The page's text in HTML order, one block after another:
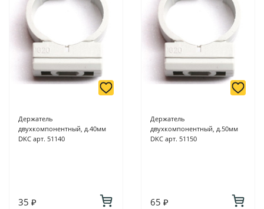
Держатель
двухкомпонентный, д.40мм
DKC арт. 51140
35 ₽
Держатель
двухкомпонентный, д.50мм
DKC арт. 51150
65 ₽